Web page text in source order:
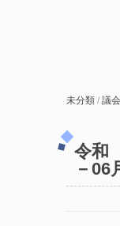
未分類/ 議
令和
－06